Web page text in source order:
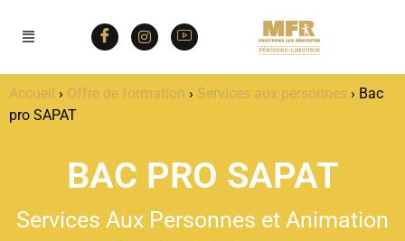
Accueil › Offre de formation › Services aux personnes › Bac
pro SAPAT
BAC PRO SAPAT
Services Aux Personnes et Animation